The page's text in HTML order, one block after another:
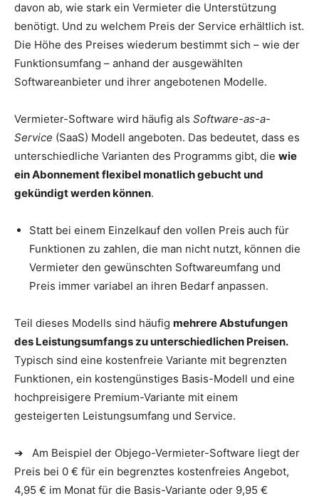
davon ab, wie stark ein Vermieter die Unterstützung
benötigt. Und zu welchem Preis der Service erhältlich ist.
Die Höhe des Preises wiederum bestimmt sich – wie der
Funktionsumfang – anhand der ausgewählten
Softwareanbieter und ihrer angebotenen Modelle.
Vermieter-Software wird häufig als Software-as-a-
Service (SaaS) Modell angeboten. Das bedeutet, dass es
unterschiedliche Varianten des Programms gibt, die wie
ein Abonnement flexibel monatlich gebucht und
gekündigt werden können.
Statt bei einem Einzelkauf den vollen Preis auch für
Funktionen zu zahlen, die man nicht nutzt, können die
Vermieter den gewünschten Softwareumfang und
Preis immer variabel an ihren Bedarf anpassen.
Teil dieses Modells sind häufig mehrere Abstufungen
des Leistungsumfangs zu unterschiedlichen Preisen.
Typisch sind eine kostenfreie Variante mit begrenzten
Funktionen, ein kostengünstiges Basis-Modell und eine
hochpreisigere Premium-Variante mit einem
gesteigerten Leistungsumfang und Service.
➔ Am Beispiel der Objego-Vermieter-Software liegt der
Preis bei 0 € für ein begrenztes kostenfreies Angebot,
4,95 € im Monat für die Basis-Variante oder 9,95 €